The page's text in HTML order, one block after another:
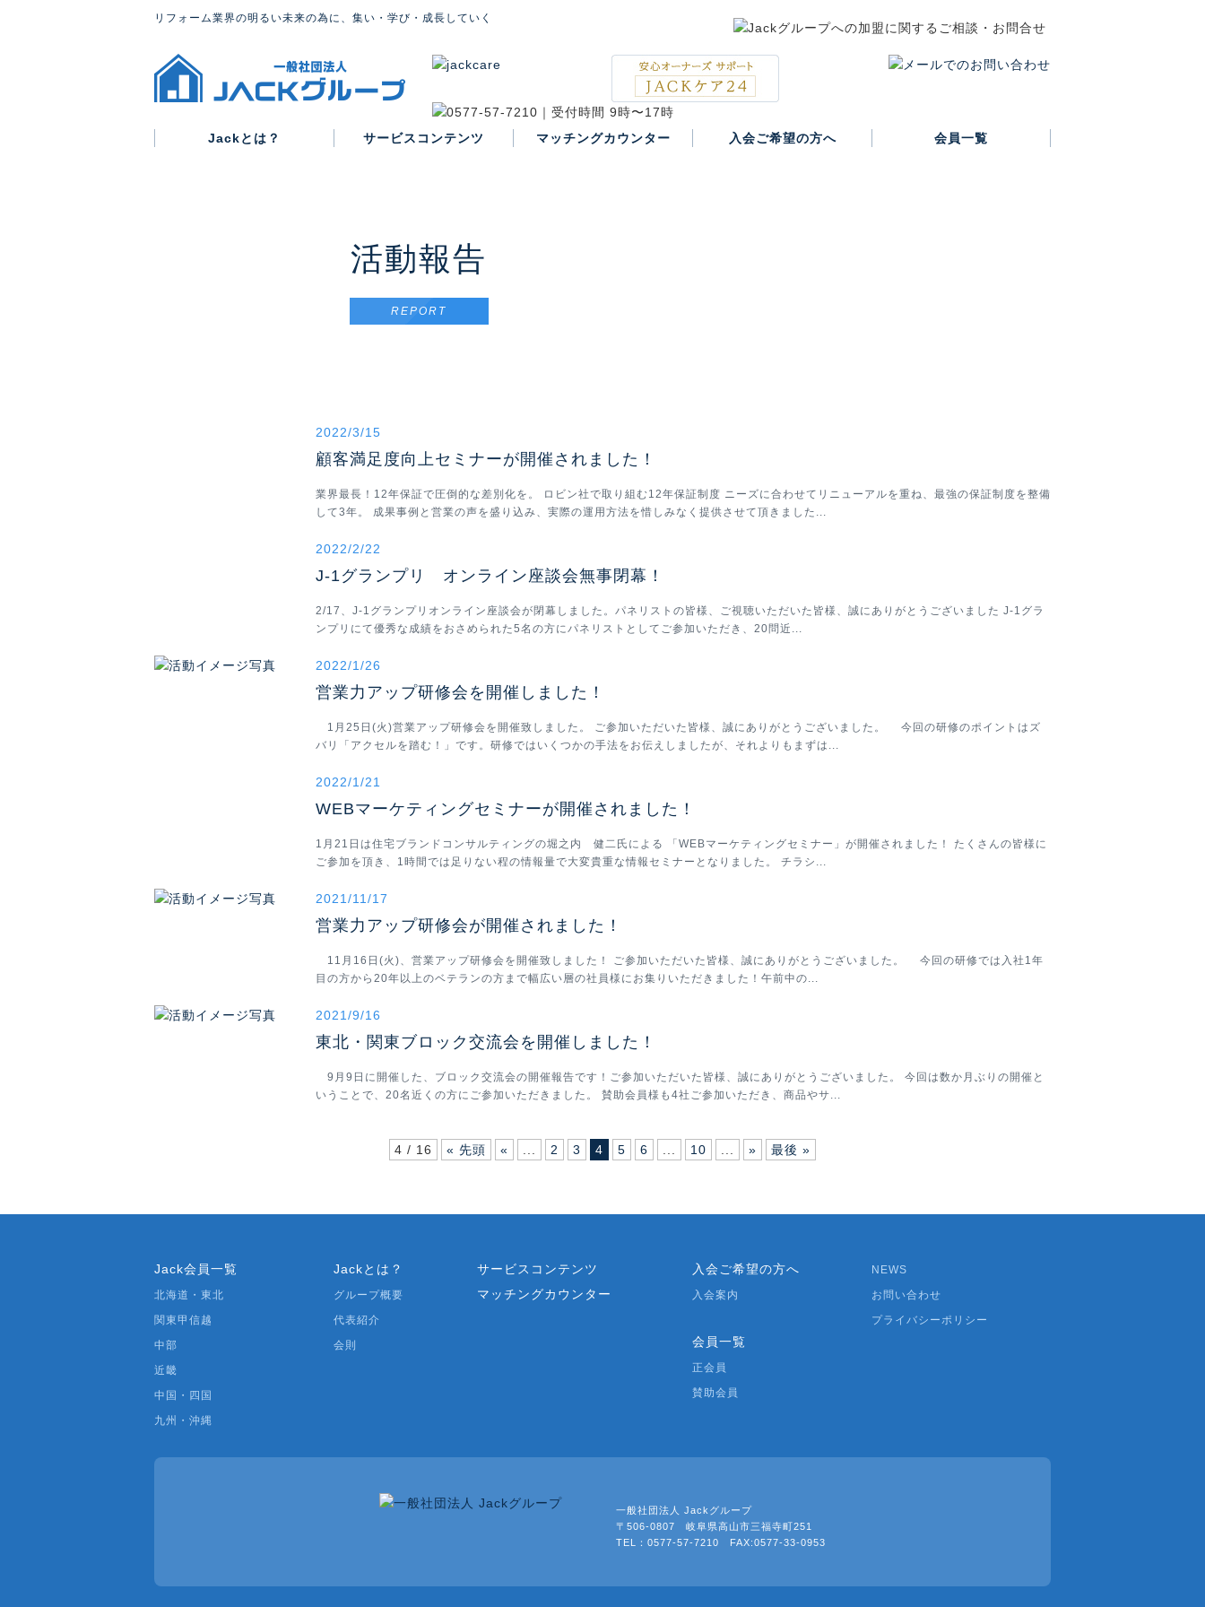
リフォーム業界の明るい未来の為に、集い・学び・成長していく
Jackとは？ サービスコンテンツ マッチングカウンター 入会ご希望の方へ 会員一覧
活動報告
REPORT
2022/3/15
顧客満足度向上セミナーが開催されました！
業界最長！12年保証で圧倒的な差別化を。 ロビン社で取り組む12年保証制度 ニーズに合わせてリニューアルを重ね、最強の保証制度を整備
して3年。 成果事例と営業の声を盛り込み、実際の運用方法を惜しみなく提供させて頂きました...
2022/2/22
J-1グランプリ オンライン座談会無事閉幕！
2/17、J-1グランプリオンライン座談会が閉幕しました。パネリストの皆様、ご視聴いただいた皆様、誠にありがとうございました J-1グラ
ンプリにて優秀な成績をおさめられた5名の方にパネリストとしてご参加いただき、20問近...
2022/1/26
営業力アップ研修会を開催しました！
1月25日(火)営業アップ研修会を開催致しました。 ご参加いただいた皆様、誠にありがとうございました。 今回の研修のポイントはズ
バリ「アクセルを踏む！」です。研修ではいくつかの手法をお伝えしましたが、それよりもまずは...
2022/1/21
WEBマーケティングセミナーが開催されました！
1月21日は住宅ブランドコンサルティングの堀之内 健二氏による 「WEBマーケティングセミナー」が開催されました！ たくさんの皆様に
ご参加を頂き、1時間では足りない程の情報量で大変貴重な情報セミナーとなりました。 チラシ...
2021/11/17
営業力アップ研修会が開催されました！
11月16日(火)、営業アップ研修会を開催致しました！ ご参加いただいた皆様、誠にありがとうございました。 今回の研修では入社1年
目の方から20年以上のベテランの方まで幅広い層の社員様にお集りいただきました！午前中の...
2021/9/16
東北・関東ブロック交流会を開催しました！
9月9日に開催した、ブロック交流会の開催報告です！ご参加いただいた皆様、誠にありがとうございました。 今回は数か月ぶりの開催と
いうことで、20名近くの方にご参加いただきました。 賛助会員様も4社ご参加いただき、商品やサ...
4 / 16 « 先頭 « 2 3 4 5 6 10 » 最後 »
Jack会員一覧
北海道・東北
関東甲信越
中部
近畿
中国・四国
九州・沖縄
Jackとは？
グループ概要
代表紹介
会則
サービスコンテンツ
マッチングカウンター
入会ご希望の方へ
入会案内
会員一覧
正会員
賛助会員
NEWS
お問い合わせ
プライバシーポリシー
一般社団法人 Jackグループ
〒506-0807 岐阜県高山市三福寺町251
TEL：0577-57-7210 FAX:0577-33-0953